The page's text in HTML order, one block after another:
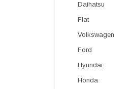
Daihatsu
Fiat
Volkswagen
Ford
Hyundai
Honda